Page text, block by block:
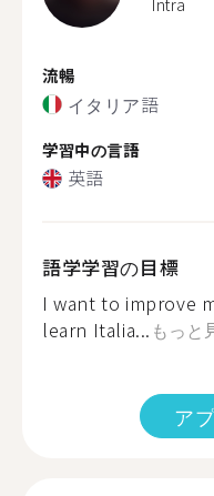
Intra
流暢
イタリア語
学習中の言語
英語
語学学習の目標
I want to improve
learn Italia... もっと
ア